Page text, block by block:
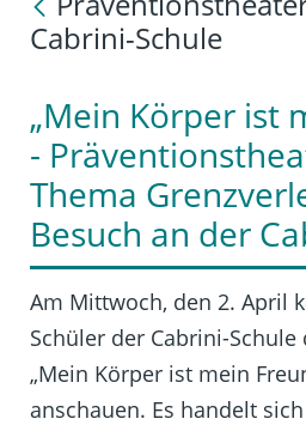
Cabrini-Schule
„Mein Körper ist
-
Thema
Besuch an der
Am Mittwoch, den 2. April
Schüler der Cabrini-Schule
„Mein Körper ist mein
anschauen. Es handelt